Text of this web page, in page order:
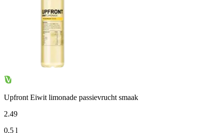
Upfront Eiwit limonade passievrucht smaak
2.49
0,5 l